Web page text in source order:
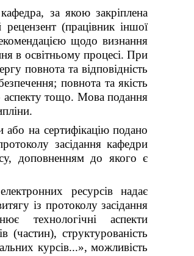
за якою закріплена
(працівник іншої
щодо визнання
в освітньому процесі. При
повнота та відповідність
повнота та якість
аспекту тощо. Мова подання
на сертифікацію подано
засідання кафедри
доповненням до якого є
ресурсів надає
із протоколу засідання
технологічні аспекти
(частин), структурованість
курсів...», можливість